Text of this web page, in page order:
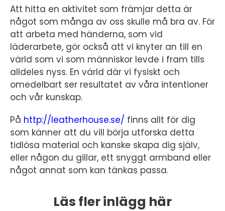
Att hitta en aktivitet som främjar detta är
något som många av oss skulle må bra av. För
att arbeta med händerna, som vid
läderarbete, gör också att vi knyter an till en
värld som vi som människor levde i fram tills
alldeles nyss. En värld där vi fysiskt och
omedelbart ser resultatet av våra intentioner
och vår kunskap.
På http://leatherhouse.se/ finns allt för dig
som känner att du vill börja utforska detta
tidlösa material och kanske skapa dig själv,
eller någon du gillar, ett snyggt armband eller
något annat som kan tänkas passa.
Läs fler inlägg här